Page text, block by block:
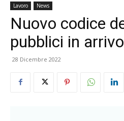
Lavoro News
Nuovo codice
pubblici in
28 Dicembre 2022